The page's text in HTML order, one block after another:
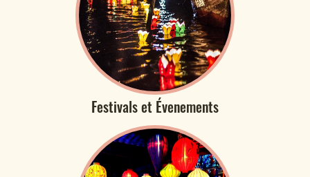
Festivals et Évenements